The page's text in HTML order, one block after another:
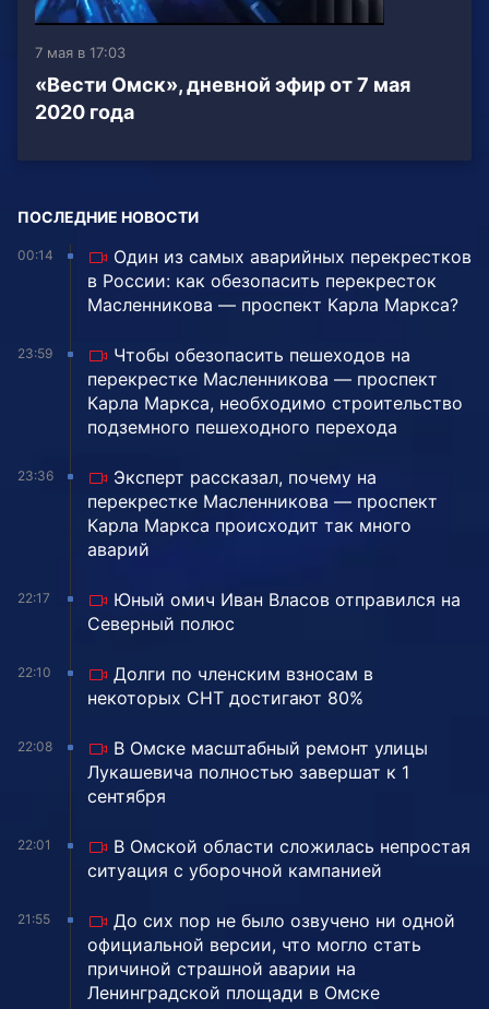
7 мая в 17:03
«Вести Омск», дневной эфир от 7 мая
2020 года
ПОСЛЕДНИЕ НОВОСТИ
00:14
Один из самых аварийных перекрестков
в России: как обезопасить перекресток
Масленникова — проспект Карла Маркса?
23:59
Чтобы обезопасить пешеходов на
перекрестке Масленникова — проспект
Карла Маркса, необходимо строительство
подземного пешеходного перехода
23:36
Эксперт рассказал, почему на
перекрестке Масленникова — проспект
Карла Маркса происходит так много
аварий
22:17
Юный омич Иван Власов отправился на
Северный полюс
22:10
Долги по членским взносам в
некоторых СНТ достигают 80%
22:08
В Омске масштабный ремонт улицы
Лукашевича полностью завершат к 1
сентября
22:01
В Омской области сложилась непростая
ситуация с уборочной кампанией
21:55
До сих пор не было озвучено ни одной
официальной версии, что могло стать
причиной страшной аварии на
Ленинградской площади в Омске